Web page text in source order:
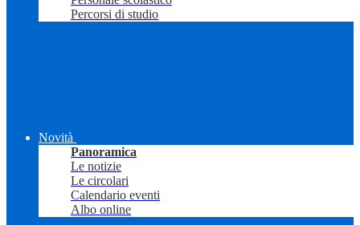
Percorsi di studio
Novità
Panoramica
Le notizie
Le circolari
Calendario eventi
Albo online